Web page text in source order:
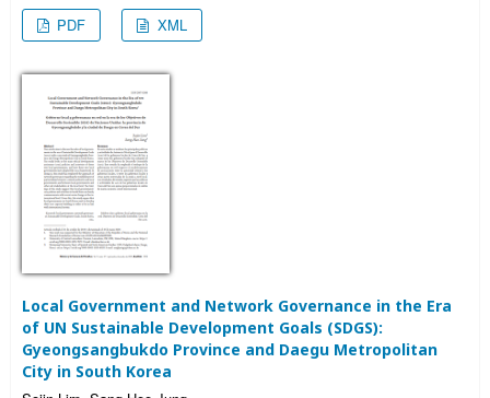
PDF
XML
Local Government and Network Governance in the Era
of UN Sustainable Development Goals (SDGS):
Gyeongsangbukdo Province and Daegu Metropolitan
City in South Korea